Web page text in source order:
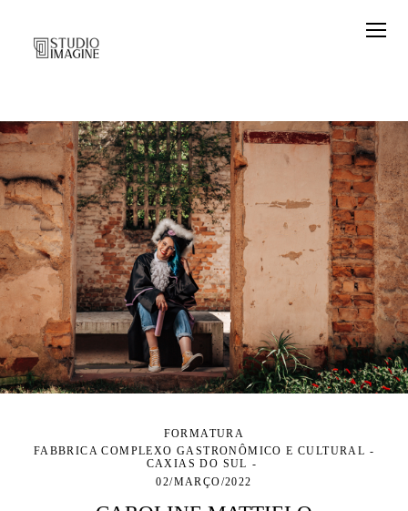
FORMATURA
FABBRICA COMPLEXO GASTRONÔMICO E CULTURAL -
CAXIAS DO SUL
02/MARÇO/2022